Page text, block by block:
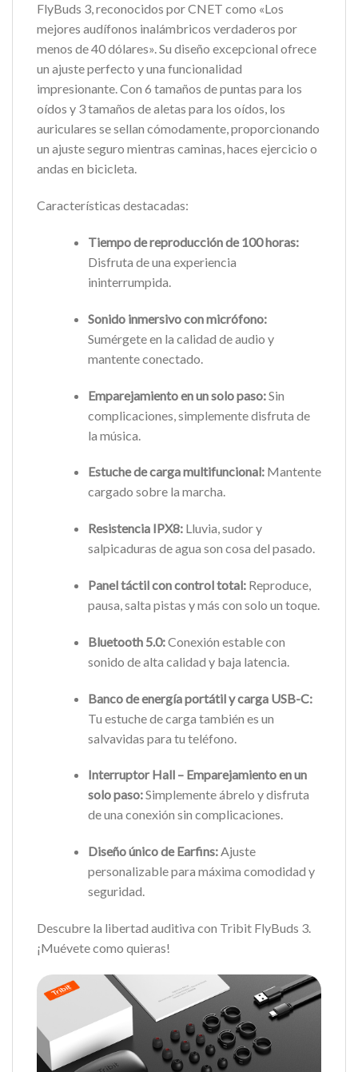
FlyBuds 3, reconocidos por CNET como «Los
mejores audífonos inalámbricos verdaderos por
menos de 40 dólares». Su diseño excepcional ofrece
un ajuste perfecto y una funcionalidad
impresionante. Con 6 tamaños de puntas para los
oídos y 3 tamaños de aletas para los oídos, los
auriculares se sellan cómodamente, proporcionando
un ajuste seguro mientras caminas, haces ejercicio o
andas en bicicleta.
Características destacadas:
Tiempo de reproducción de 100 horas:
Disfruta de una experiencia
ininterrumpida.
Sonido inmersivo con micrófono:
Sumérgete en la calidad de audio y
mantente conectado.
Emparejamiento en un solo paso:Sin
complicaciones, simplemente disfruta de
la música.
Estuche de carga multifuncional: Mantente
cargado sobre la marcha.
Resistencia IPX8: Lluvia, sudor y
salpicaduras de agua son cosa del pasado.
Panel táctil con control total: Reproduce,
pausa, salta pistas y más con solo un toque.
Bluetooth 5.0:Conexión estable con
sonido de alta calidad y baja latencia.
Banco de energía portátil y carga USB-C:
Tu estuche de carga también es un
salvavidas para tu teléfono.
Interruptor Hall – Emparejamiento en un
solo paso:Simplemente ábrelo y disfruta
de una conexión sin complicaciones.
Diseño único de Earfins:Ajuste
personalizable para máxima comodidad y
seguridad.
Descubre la libertad auditiva con Tribit FlyBuds 3.
¡Muévete como quieras!